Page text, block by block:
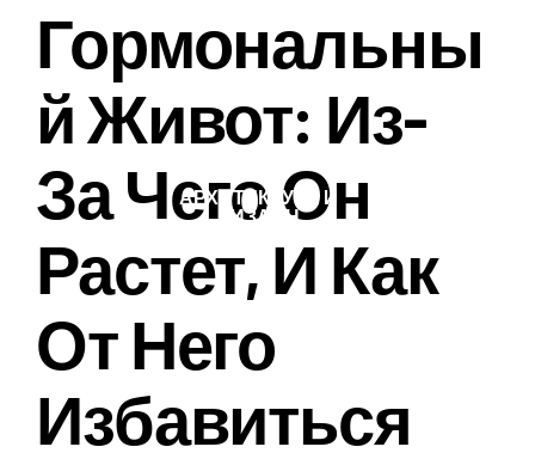
АРХИТЕКТУРА И
ДИЗАЙН
Гормональны
Й Живот: Из-
За Чего Он
Растет, И Как
От Него
Избавиться